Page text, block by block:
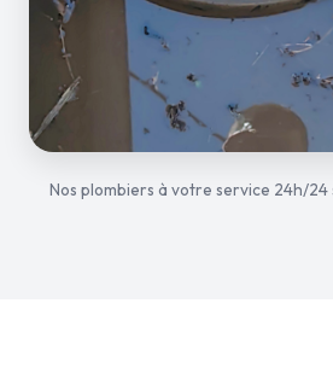
Nos plombiers à votre service 24h/24